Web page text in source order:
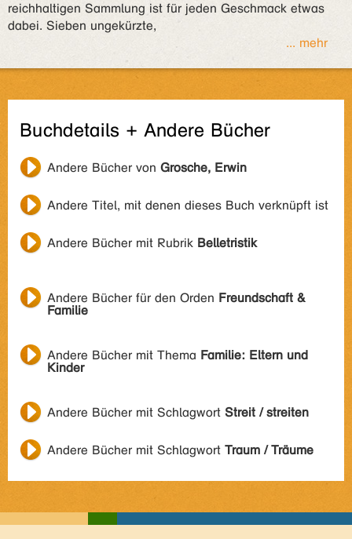
reichhaltigen Sammlung ist für jeden Geschmack etwas
dabei. Sieben ungekürzte,
... mehr
Buchdetails + Andere Bücher
Andere Bücher von Grosche, Erwin
Andere Titel, mit denen dieses Buch verknüpft ist
Andere Bücher mit Rubrik Belletristik
Andere Bücher für den Orden Freundschaft &
Familie
Andere Bücher mit Thema Familie: Eltern und
Kinder
Andere Bücher mit Schlagwort Streit / streiten
Andere Bücher mit Schlagwort Traum / Träume